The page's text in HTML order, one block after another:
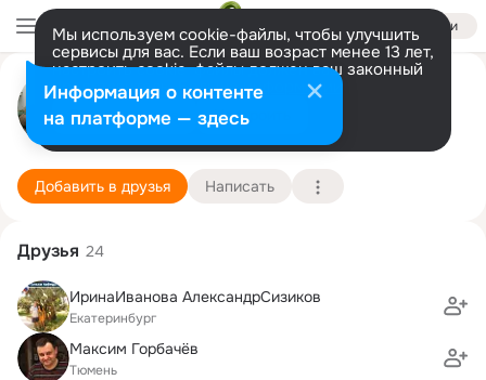
Войти
Мы используем cookie-файлы, чтобы улучшить
сервисы для вас. Если ваш возраст менее 13 лет,
настроить cookie-файлы должен ваш законный
представитель. Больше информации
Разрешить все Настроить
ирина Фоминцева(Макарова)
москва 23 мая (56 лет)
Подробнее
Добавить в друзья Написать
Друзья 24
ИринаИванова АлександрСизиков
Екатеринбург
Максим Горбачёв
Тюмень
Информация о контенте
на платформе — здесь